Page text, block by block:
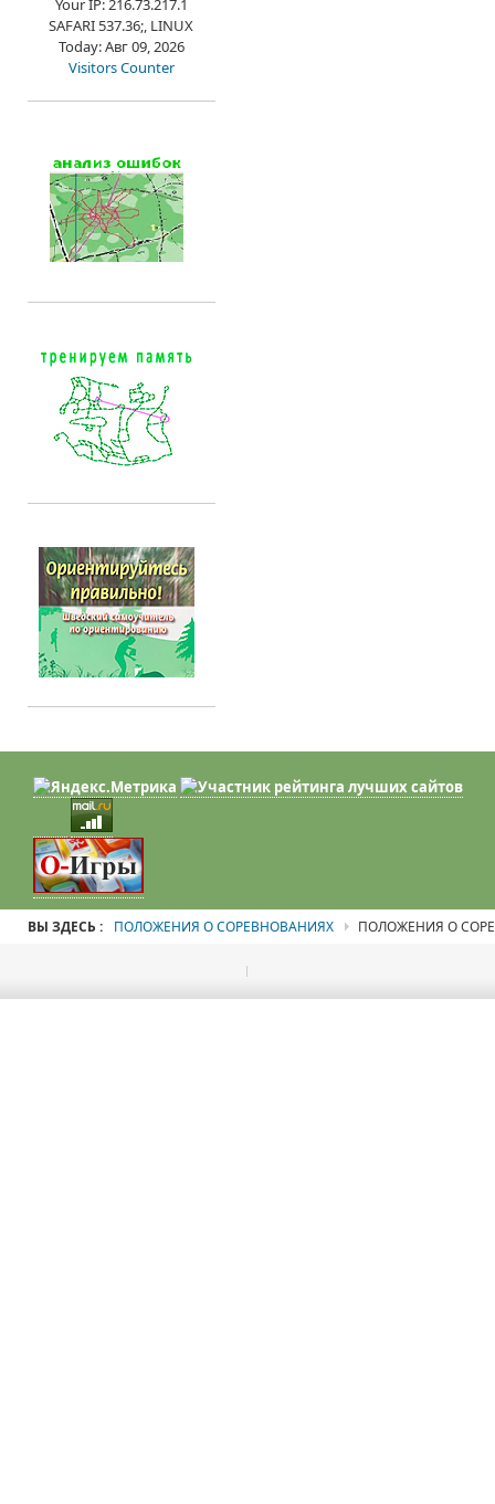
Your IP: 216.73.217.1
SAFARI 537.36;, LINUX
Today: Авг 09, 2026
Visitors Counter
ВЫ ЗДЕСЬ : ПОЛОЖЕНИЯ О СОРЕВНОВАНИЯХ ПОЛОЖЕНИЯ О